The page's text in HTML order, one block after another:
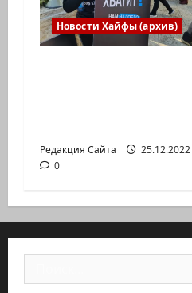
Новости Хайфы (архив)
Редакция Сайта
25.12.2022
0